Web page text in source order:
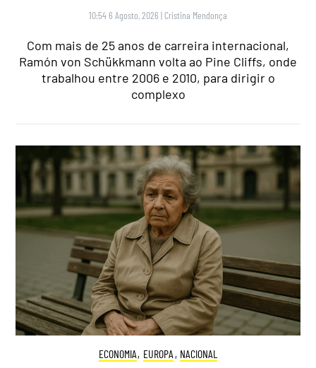
10:54 6 Agosto, 2026 | Cristina Mendonça
Com mais de 25 anos de carreira internacional,
Ramón von Schükkmann volta ao Pine Cliffs, onde
trabalhou entre 2006 e 2010, para dirigir o
complexo
ECONOMIA, EUROPA , NACIONAL